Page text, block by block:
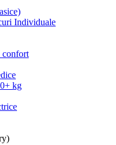
Individuale
confort
kg